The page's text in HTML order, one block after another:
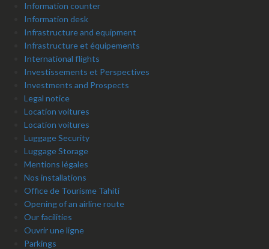
Information counter
Information desk
Infrastructure and equipment
Infrastructure et équipements
International flights
Investissements et Perspectives
Investments and Prospects
Legal notice
Location voitures
Location voitures
Luggage Security
Luggage Storage
Mentions légales
Nos installations
Office de Tourisme Tahiti
Opening of an airline route
Our facilities
Ouvrir une ligne
Parkings